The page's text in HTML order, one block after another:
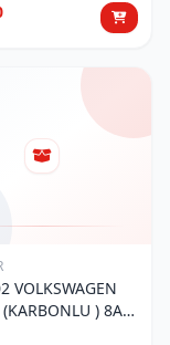
VOLKSWAGEN
Polen Filtresi